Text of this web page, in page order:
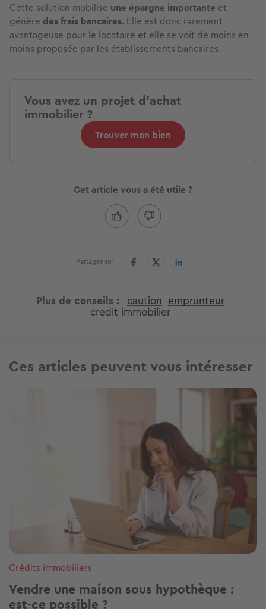
Cette solution mobilise une épargne importante et
génère des frais bancaires. Elle est donc rarement
avantageuse pour le locataire et elle se voit de moins en
moins proposée par les établissements bancaires.
Vous avez un projet d'achat
immobilier ?
Trouver mon bien
Cet article vous a été utile ?
Partager sur
Plus de conseils caution emprunteur
credit immobilier
Ces articles peuvent vous intéresser
Crédits immobiliers
Vendre une maison sous hypothèque :
est-ce possible ?